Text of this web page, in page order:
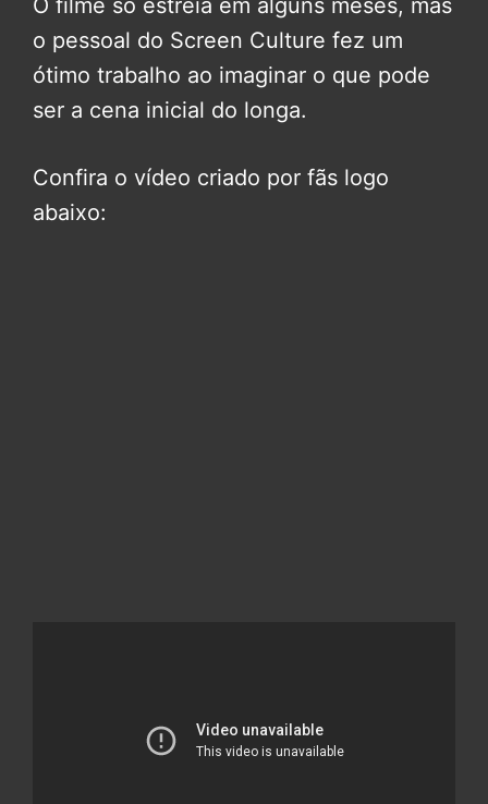
O filme só estreia em alguns meses, mas
o pessoal do Screen Culture fez um
ótimo trabalho ao imaginar o que pode
ser a cena inicial do longa.
Confira o vídeo criado por fãs logo
abaixo: